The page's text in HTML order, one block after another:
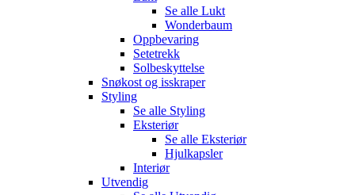
Se alle Lukt
Wonderbaum
Oppbevaring
Setetrekk
Solbeskyttelse
Snøkost og isskraper
Styling
Se alle Styling
Eksteriør
Se alle Eksteriør
Hjulkapsler
Interiør
Utvendig